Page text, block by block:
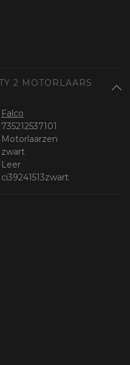
2 MOTORLAARS
Falco
735212537101
Motorlaarzen
zwart
Leer
ci39241513zwart